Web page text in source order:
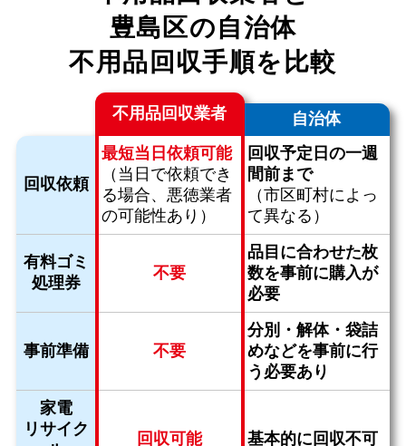
豊島区の自治体
不用品回収手順を比較
不用品回収業者 自治体
回収依頼
最短当日依頼可能
（当日で依頼でき
る場合、 悪徳業者
の可能性あり）
回収予定日の一週
間前まで
（市区町村によっ
て異なる）
有料ゴミ
処理券
不要
品目に合わせた枚
数を事前に購入が
必要
事前準備 不要
分別・解体・袋詰
めなどを事前に行
う必要あり
家電
リサイク
回収可能 基本的に回収不可